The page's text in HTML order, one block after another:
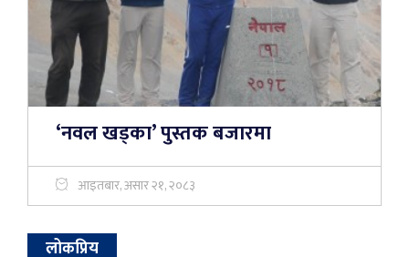
‘नवल खड्का’ पुस्तक बजारमा
आइतबार, असार २१, २०८३
लोकप्रिय